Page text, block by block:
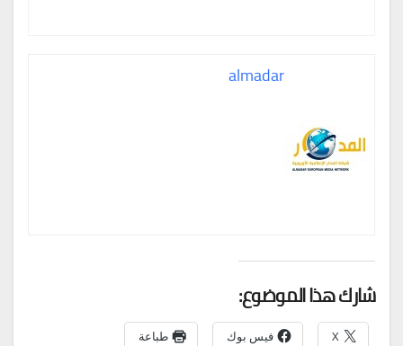
almadar
شارك هذا الموضوع:
X فيس بوك طباعة